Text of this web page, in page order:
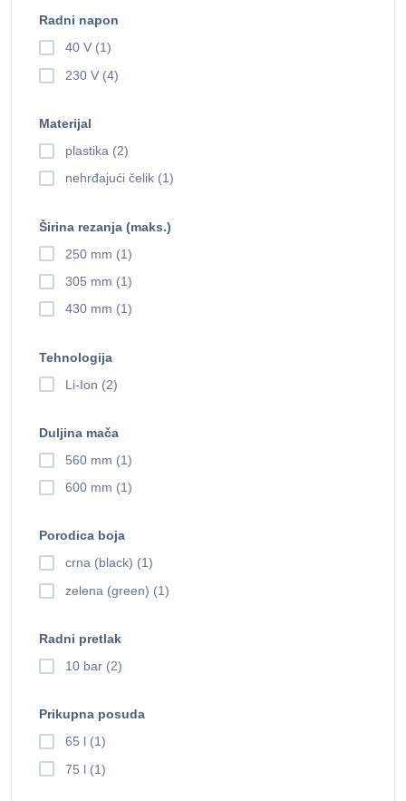
Radni napon
40 V (1)
230 V (4)
Materijal
plastika (2)
nehrđajući čelik (1)
Širina rezanja (maks.)
250 mm (1)
305 mm (1)
430 mm (1)
Tehnologija
Li-Ion (2)
Duljina mača
560 mm (1)
600 mm (1)
Porodica boja
crna (black) (1)
zelena (green) (1)
Radni pretlak
10 bar (2)
Prikupna posuda
65 l (1)
75 l (1)